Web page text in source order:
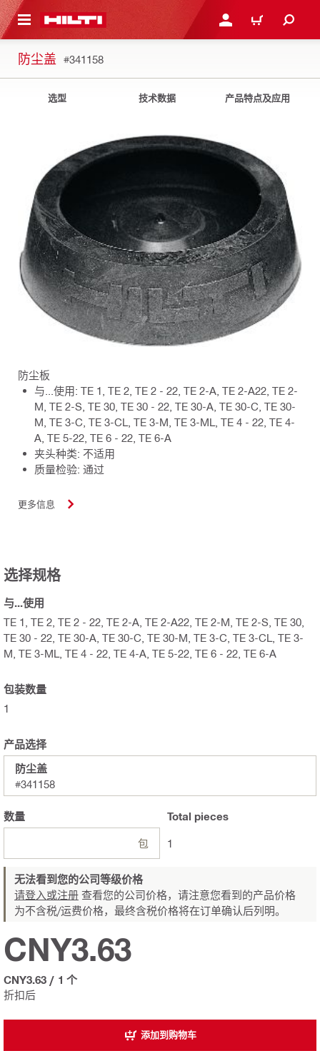
到主页 登录或注册购物车
防尘盖 #341158
选型 技术数据 产品特点及应用
防尘板
与...使用: TE 1, TE 2, TE 2 - 22, TE 2-A, TE 2-A22, TE 2-
M, TE 2-S, TE 30, TE 30 - 22, TE 30-A, TE 30-C, TE 30-
M, TE 3-C, TE 3-CL, TE 3-M, TE 3-ML, TE 4 - 22, TE 4-
A, TE 5-22, TE 6 - 22, TE 6-A
夹头种类: 不适用
质量检验: 通过
更多信息
选择规格
与...使用
TE 1, TE 2, TE 2 - 22, TE 2-A, TE 2-A22, TE 2-M, TE 2-S, TE 30,
TE 30 - 22, TE 30-A, TE 30-C, TE 30-M, TE 3-C, TE 3-CL, TE 3-
M, TE 3-ML, TE 4 - 22, TE 4-A, TE 5-22, TE 6 - 22, TE 6-A
包装数量
1
产品选择
防尘盖
#341158
数量
包
Total pieces
1
无法看到您的公司等级价格
请登入或注册 查看您的公司价格，请注意您看到的产品价格
为不含税/运费价格，最终含税价格将在订单确认后列明。
折扣后
CNY3.63
CNY3.63 / 1 个
添加到购物车